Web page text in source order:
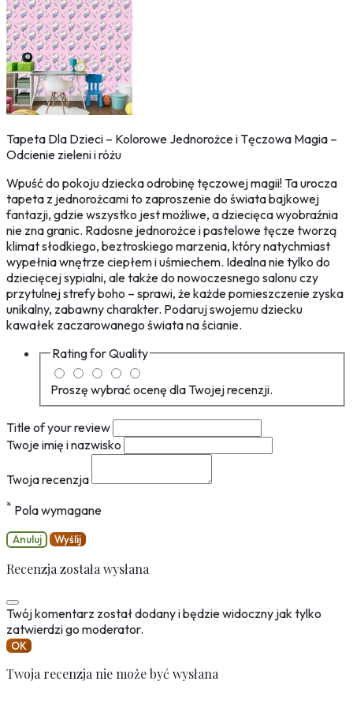
Tapeta Dla Dzieci – Kolorowe Jednorożce i Tęczowa Magia –
Odcienie zieleni i różu
Wpuść do pokoju dziecka odrobinę tęczowej magii! Ta urocza
tapeta z jednorożcami to zaproszenie do świata bajkowej
fantazji, gdzie wszystko jest możliwe, a dziecięca wyobraźnia
nie zna granic. Radosne jednorożce i pastelowe tęcze tworzą
klimat słodkiego, beztroskiego marzenia, który natychmiast
wypełnia wnętrze ciepłem i uśmiechem. Idealna nie tylko do
dziecięcej sypialni, ale także do nowoczesnego salonu czy
przytulnej strefy boho – sprawi, że każde pomieszczenie zyska
unikalny, zabawny charakter. Podaruj swojemu dziecku
kawałek zaczarowanego świata na ścianie.
Rating forQuality
Proszę wybrać ocenę dla Twojej recenzji.
Title of your review
Twoje imię i nazwisko
Twoja recenzja
* Pola wymagane
Anuluj Wyślij
Recenzja została wysłana
Twój komentarz został dodany i będzie widoczny jak tylko
zatwierdzi go moderator.
OK
Twoja recenzja nie może być wysłana